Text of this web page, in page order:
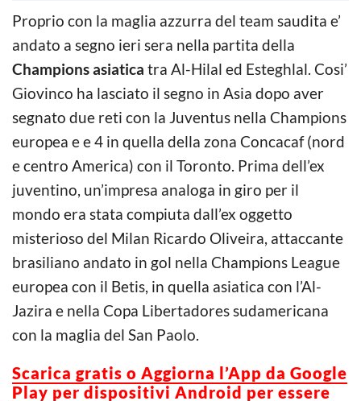
Proprio con la maglia azzurra del team saudita e’
andato a segno ieri sera nella partita della
Champions asiatica tra Al-Hilal ed Esteghlal. Cosi’
Giovinco ha lasciato il segno in Asia dopo aver
segnato due reti con la Juventus nella Champions
europea e e 4 in quella della zona Concacaf (nord
e centro America) con il Toronto. Prima dell’ex
juventino, un’impresa analoga in giro per il
mondo era stata compiuta dall’ex oggetto
misterioso del Milan Ricardo Oliveira, attaccante
brasiliano andato in gol nella Champions League
europea con il Betis, in quella asiatica con l’Al-
Jazira e nella Copa Libertadores sudamericana
con la maglia del San Paolo.
Scarica gratis o Aggiorna l’App da Google
Play per dispositivi Android per essere